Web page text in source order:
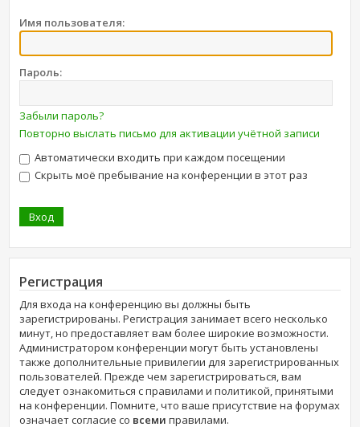
Имя пользователя:
Пароль:
Забыли пароль?
Повторно выслать письмо для активации учётной записи
Автоматически входить при каждом посещении
Скрыть моё пребывание на конференции в этот раз
Регистрация
Для входа на конференцию вы должны быть
зарегистрированы. Регистрация занимает всего несколько
минут, но предоставляет вам более широкие возможности.
Администратором конференции могут быть установлены
также дополнительные привилегии для зарегистрированных
пользователей. Прежде чем зарегистрироваться, вам
следует ознакомиться с правилами и политикой, принятыми
на конференции. Помните, что ваше присутствие на форумах
означает согласие со всеми правилами.